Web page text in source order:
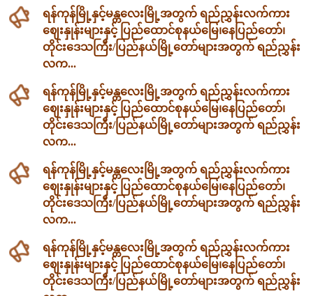
ရန်ကုန်မြို့နှင့်မန္တလေးမြို့အတွက် ရည်ညွှန်းလက်ကား
ဈေးနှုန်းများနှင့် ပြည်ထောင်စုနယ်မြေ၊နေပြည်တော်၊
တိုင်းဒေသကြီး/ပြည်နယ်မြို့တော်များအတွက် ရည်ညွှန်း
လက...
ရန်ကုန်မြို့နှင့်မန္တလေးမြို့အတွက် ရည်ညွှန်းလက်ကား
ဈေးနှုန်းများနှင့် ပြည်ထောင်စုနယ်မြေ၊နေပြည်တော်၊
တိုင်းဒေသကြီး/ပြည်နယ်မြို့တော်များအတွက် ရည်ညွှန်း
လက...
ရန်ကုန်မြို့နှင့်မန္တလေးမြို့အတွက် ရည်ညွှန်းလက်ကား
ဈေးနှုန်းများနှင့် ပြည်ထောင်စုနယ်မြေ၊နေပြည်တော်၊
တိုင်းဒေသကြီး/ပြည်နယ်မြို့တော်များအတွက် ရည်ညွှန်း
လက...
ရန်ကုန်မြို့နှင့်မန္တလေးမြို့အတွက် ရည်ညွှန်းလက်ကား
ဈေးနှုန်းများနှင့် ပြည်ထောင်စုနယ်မြေ၊နေပြည်တော်၊
တိုင်းဒေသကြီး/ပြည်နယ်မြို့တော်များအတွက် ရည်ညွှန်း